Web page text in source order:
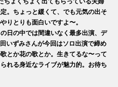
。ちょっと緩くて、でも元気の出そ
りとりも面白いですよ〜。
日の中では間違いなく最多出演、デ
いずみさんが今回はソロ出演で締め
とか花の歌とか。生きてるな〜って
れる身近なライブが魅力的。お待ち